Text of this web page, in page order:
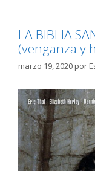
LA BIBLIA
(venganza y
marzo 19, 2020por